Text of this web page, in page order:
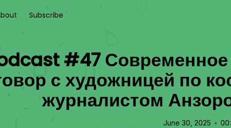
Subscribe
#47 Современное
с художницей по
журналистом
June 30, 2025 •